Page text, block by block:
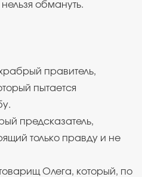
обмануть.
правитель,
пытается
предсказатель,
только правду и не
Олега, который, по